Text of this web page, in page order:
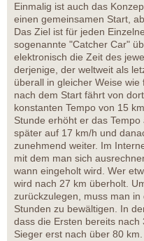
Einmalig ist auch das
einen gemeinsamen Start,
Das Ziel ist für jeden
sogenannte "Catcher Car"
elektronisch die Zeit des
derjenige, der weltweit als
überall in gleicher Weise
nach dem Start fährt von
konstanten Tempo von 15
Stunde erhöht er das
später auf 17 km/h und
zunehmend weiter. Im
mit dem man sich
wann eingeholt wird. Wer
wird nach 27 km überholt.
zurückzulegen, muss man
Stunden zu bewältigen. In
dass die Ersten bereits
Sieger erst nach über 80 km.